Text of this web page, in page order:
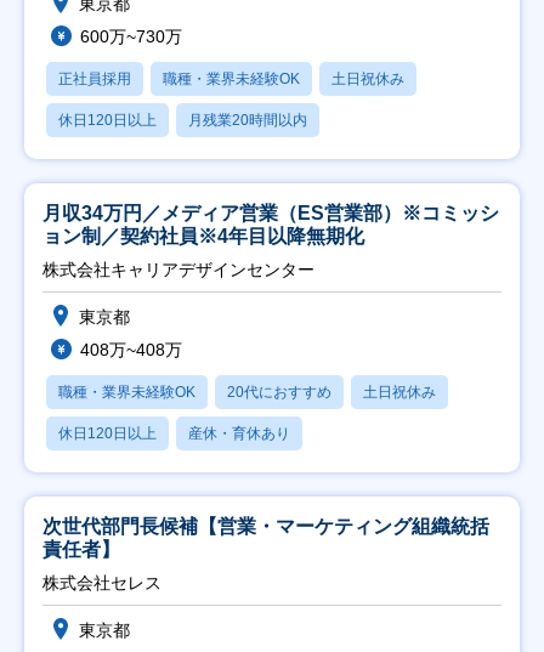
600万~730万
正社員採用 職種・業界未経験OK 土日祝休み
休日120日以上 月残業20時間以内
月収34万円／メディア営業（ES営業部）※コミッシ
ョン制／契約社員※4年目以降無期化
株式会社キャリアデザインセンター
東京都
408万~408万
職種・業界未経験OK 20代におすすめ 土日祝休み
休日120日以上 産休・育休あり
次世代部門長候補【営業・マーケティング組織統括
責任者】
株式会社セレス
東京都